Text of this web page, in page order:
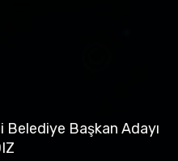
Belediye Başkan Adayı